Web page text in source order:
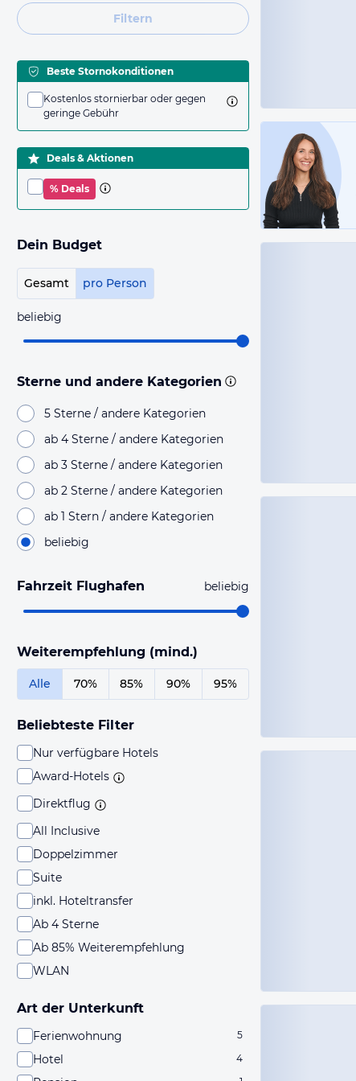
Filtern
Beste Stornokonditionen
Kostenlos stornierbar oder gegen
geringe Gebühr
Deals & Aktionen
% Deals
Dein Budget
Gesamt pro Person
beliebig
Sterne und andere Kategorien
5 Sterne / andere Kategorien
ab 4 Sterne / andere Kategorien
ab 3 Sterne / andere Kategorien
ab 2 Sterne / andere Kategorien
ab 1 Stern / andere Kategorien
beliebig
Fahrzeit Flughafen beliebig
Weiterempfehlung (mind.)
Alle 70% 85% 90% 95%
Beliebteste Filter
Nur verfügbare Hotels
Award-Hotels
Direktflug
All Inclusive
Doppelzimmer
Suite
inkl. Hoteltransfer
Ab 4 Sterne
Ab 85% Weiterempfehlung
WLAN
Art der Unterkunft
Ferienwohnung 5
Hotel 4